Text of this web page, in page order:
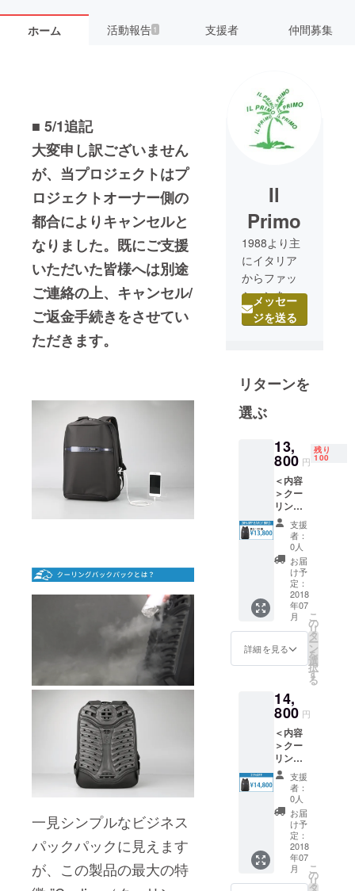
ホーム 活動報告 1 支援者 仲間募集
■ 5/1追記
大変申し訳ございません
が、当プロジェクトはプ
ロジェクトオーナー側の
都合によりキャンセルと
なりました。既にご支援
いただいた皆様へは別途
ご連絡の上、キャンセル/
ご返金手続きをさせてい
ただきます。
一見シンプルなビジネス
パックパックに見えます
が、この製品の最大の特
Il
Primo
1988より主
にイタリア
からファッ
ションを目
利き、輸入
し国内で卸
す。2007年
レクション
TaggerBags
では多くの
皆様から好
評をいただ
きました。
数々のブラ
ンドと付き
合った弊社
独自の味付
けが日本の
皆様には評
判をいただ
き続き新た
なbagスタイ
ルを提案し
ていきま
メッセー
ジを送る
リターンを
選ぶ
13,
800 円
残り
100
＜内容
＞クー
リング
バック
パック
×1※ 消
費税込※
+送料表
記です
が送料
も込み
となり
ます
（国内
に限
る）※
はブ
ラック
のみと
なりま
す
支援
者：
0人
お届
け予
定：
2018
年07
月
詳細を見る
こ
の
リ
タ
ー
ン
を
選
択
す
る
14,
800 円
＜内容
＞クー
リング
バック
パック
×1※ 消
費税込※
+送料表
記です
が送料
も込み
となり
ます
支援
者：
0人
お届
け予
定：
2018
年07
月
こ
の
リ
タ